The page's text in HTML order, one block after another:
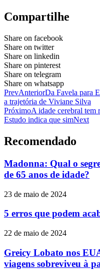
Compartilhe
Share on facebook
Share on twitter
Share on linkedin
Share on pinterest
Share on telegram
Share on whatsapp
PrevAnteriorDa Favela para
a trajetória de Viviane Silva
PróximoA idade cerebral tem
Estudo indica que simNext
Recomendado
Madonna: Qual o
de 65 anos de idade?
23 de maio de 2024
5 erros que podem
22 de maio de 2024
Greicy Lobato nos
viagens sobreviveu à